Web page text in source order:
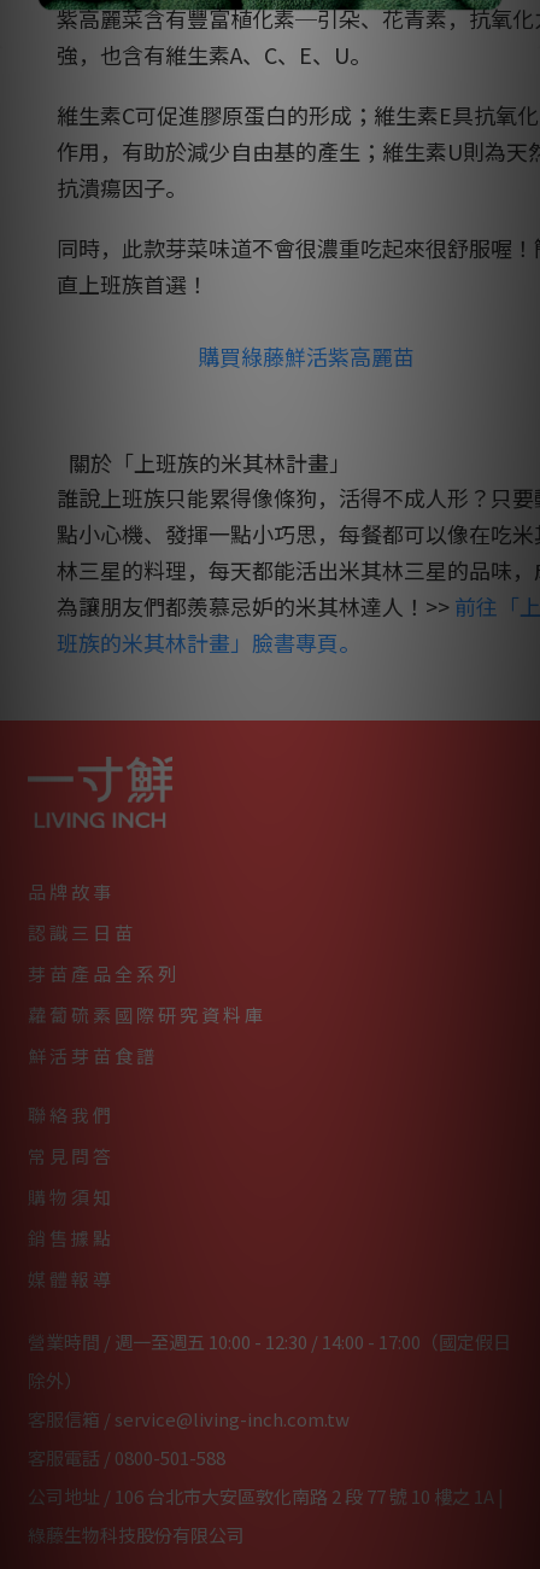
紫高麗菜含有豐富植化素─引朵、花青素，抗氧化
強，也含有維生素A、C、E、U。
維生素C可促進膠原蛋白的形成；維生素E具抗氧化
作用，有助於減少自由基的產生；維生素U則為天
抗潰瘍因子。
同時，此款芽菜味道不會很濃重吃起來很舒服喔！
直上班族首選！
購買綠藤鮮活紫高麗苗
關於「上班族的米其林計畫」
誰說上班族只能累得像條狗，活得不成人形？只要
點小心機、發揮一點小巧思，每餐都可以像在吃米
林三星的料理，每天都能活出米其林三星的品味，
為讓朋友們都羨慕忌妒的米其林達人！ >>前往「上
班族的米其林計畫」臉書專頁。
品牌故事
認識三日苗
芽苗產品全系列
蘿蔔硫素國際研究資料庫
鮮活芽苗食譜
聯絡我們
常見問答
購物須知
銷售據點
媒體報導
營業時間 / 週一至週五 10:00 - 12:30 / 14:00 - 17:00（國定假日
除外）
客服信箱 / service@living-inch.com.tw
客服電話 / 0800-501-588
公司地址 / 106 台北市大安區敦化南路 2 段 77 號 10 樓之 1A |
綠藤生物科技股份有限公司